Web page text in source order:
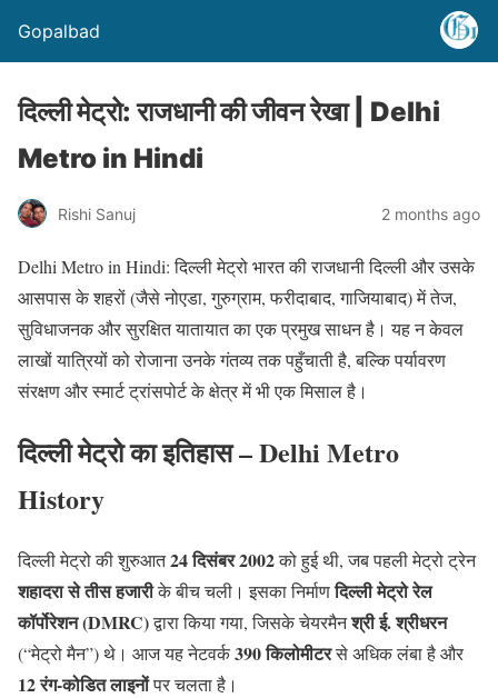
Gopalbad
दिल्ली मेट्रो: राजधानी की जीवन रेखा | Delhi
Metro in Hindi
Rishi Sanuj 2 months ago
Delhi Metro in Hindi: दिल्ली मेट्रो भारत की राजधानी दिल्ली और उसके
आसपास के शहरों (जैसे नोएडा, गुरुग्राम, फरीदाबाद, गाजियाबाद) में तेज,
सुविधाजनक और सुरक्षित यातायात का एक प्रमुख साधन है। यह न केवल
लाखों यात्रियों को रोजाना उनके गंतव्य तक पहुँचाती है, बल्कि पर्यावरण
संरक्षण और स्मार्ट ट्रांसपोर्ट के क्षेत्र में भी एक मिसाल है।
दिल्ली मेट्रो का इतिहास – Delhi Metro
History
दिल्ली मेट्रो की शुरुआत24 दिसंबर 2002को हुई थी, जब पहली मेट्रो ट्रेन
शहादरा से तीस हजारीके बीच चली। इसका निर्माणदिल्ली मेट्रो रेल
कॉर्पोरेशन (DMRC)द्वारा किया गया, जिसके चेयरमैनश्री ई. श्रीधरन
(“मेट्रो मैन”) थे। आज यह नेटवर्क390 किलोमीटरसे अधिक लंबा है और
12 रंग-कोडित लाइनोंपर चलता है।